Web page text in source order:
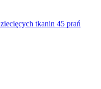
tkanin 45 prań